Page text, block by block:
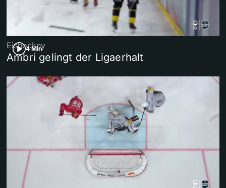
4 Min
Eishockey
Ambri gelingt der Ligaerhalt